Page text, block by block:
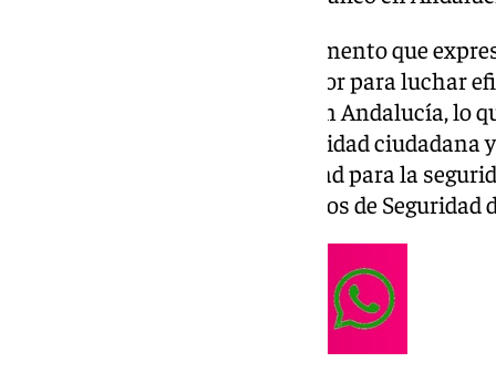
En la iniciativa, se pide al Parlamento que
desidia del Ministerio del Interior para luchar
criminalidad y el narcotráfico en Andalucía, lo
deterioro de los niveles de seguridad
situación de enorme peligrosidad para la
efectivos de las Fuerzas y Cuerpos de Seguridad